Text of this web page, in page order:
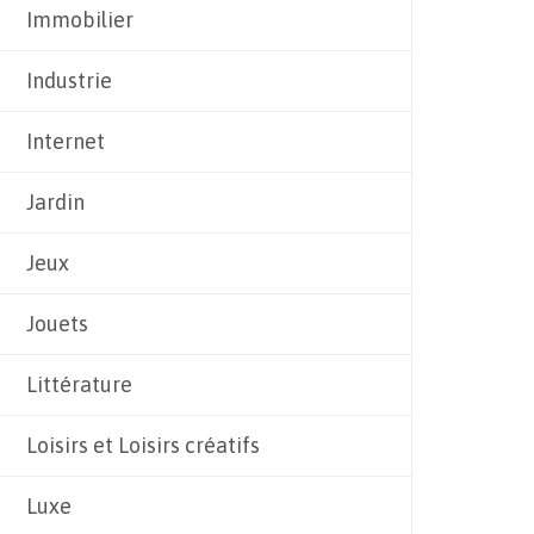
Immobilier
Industrie
Internet
Jardin
Jeux
Jouets
Littérature
Loisirs et Loisirs créatifs
Luxe